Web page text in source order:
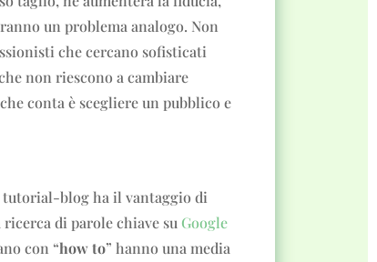
un problema analogo. Non
che cercano sofisticati
non riescono a cambiare
conta è scegliere un pubblico e
tutorial-blog ha il vantaggio di
di parole chiave su Google
con “how to” hanno una media